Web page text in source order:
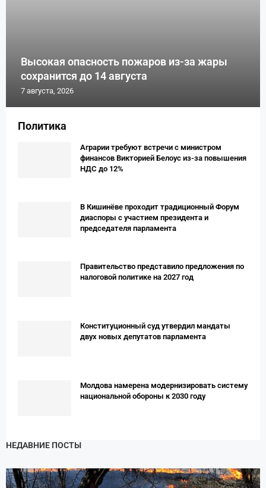
Высокая опасность пожаров из-за жары
сохранится до 14 августа
7 августа, 2026
Политика
Аграрии требуют встречи с министром
финансов Викторией Белоус из-за повышения
НДС до 12%
В Кишинёве проходит традиционный Форум
диаспоры с участием президента и
председателя парламента
Правительство представило предложения по
налоговой политике на 2027 год
Конституционный суд утвердил мандаты
двух новых депутатов парламента
Молдова намерена модернизировать систему
национальной обороны к 2030 году
НЕДАВНИЕ ПОСТЫ